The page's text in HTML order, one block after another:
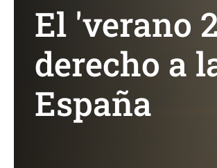
El 'verano
derecho a
España